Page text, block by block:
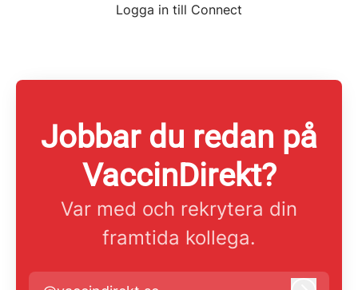
Logga in till Connect
Jobbar du redan på
VaccinDirekt?
Var med och rekrytera din
framtida kollega.